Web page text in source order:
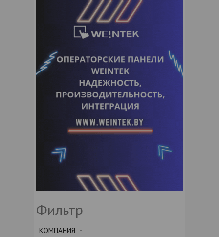
Фильтр
КОМПАНИЯ